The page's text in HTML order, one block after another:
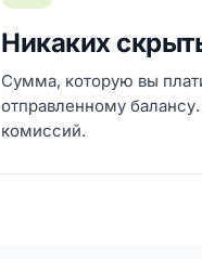
Никаких
Сумма, которую вы
отправленному
комиссий.